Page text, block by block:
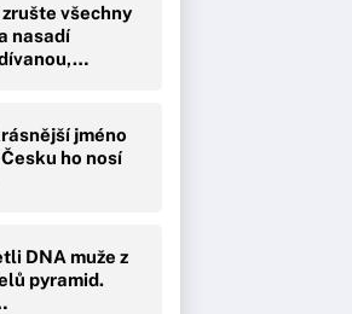
všechny
nasadí
jméno
ho nosí
DNA muže z
pyramid.